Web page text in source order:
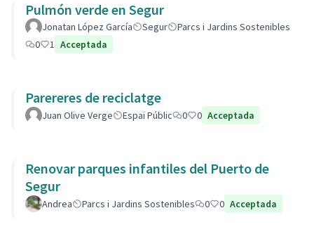
Pulmón verde en Segur
Jonatan López García Segur
Parcs i Jardins Sostenibles
0
1 Acceptada
Parereres de reciclatge
Juan Olive Verge Espai Públic 0 0 Acceptada
Renovar parques infantiles del Puerto de
Segur
Andrea Parcs i Jardins Sostenibles 0 0 Acceptada